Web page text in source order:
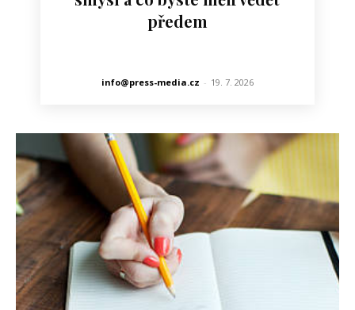
předem
info@press-media.cz - 19. 7. 2026